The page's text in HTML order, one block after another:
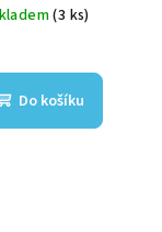
(3 ks)
Do košíku